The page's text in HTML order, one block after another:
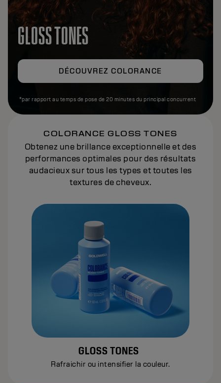
GLOSS TONES
DÉCOUVREZ COLORANCE
*par rapport au temps de pose de 20 minutes du principal concurrent
COLORANCE GLOSS TONES
Obtenez une brillance exceptionnelle et des
performances optimales pour des résultats
audacieux sur tous les types et toutes les
textures de cheveux.
GLOSS TONES
Rafraichir ou intensifier la couleur.